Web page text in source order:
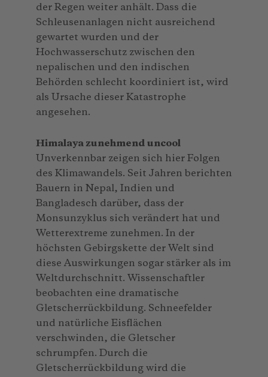
der Regen weiter anhält. Dass die
Schleusenanlagen nicht ausreichend
gewartet wurden und der
Hochwasserschutz zwischen den
nepalischen und den indischen
Behörden schlecht koordiniert ist, wird
als Ursache dieser Katastrophe
angesehen.
Himalaya zunehmend uncool
Unverkennbar zeigen sich hier Folgen
des Klimawandels. Seit Jahren berichten
Bauern in Nepal, Indien und
Bangladesch darüber, dass der
Monsunzyklus sich verändert hat und
Wetterextreme zunehmen. In der
höchsten Gebirgskette der Welt sind
diese Auswirkungen sogar stärker als im
Weltdurchschnitt. Wissenschaftler
beobachten eine dramatische
Gletscherrückbildung. Schneefelder
und natürliche Eisflächen
verschwinden, die Gletscher
schrumpfen. Durch die
Gletscherrückbildung wird die